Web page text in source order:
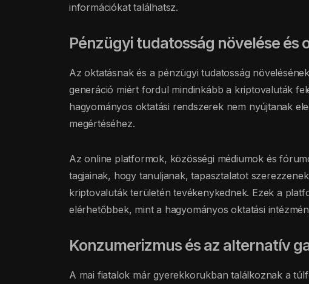
információkat találhatsz.
Pénzügyi tudatosság növelése és
Az oktatásnak és a pénzügyi tudatosság
generáció miért fordul mindinkább a kriptovaluták
hagyományos oktatási rendszerek nem nyújtanak
megértéséhez.
Az online platformok, közösségi médiumok és
tagjainak, hogy tanuljanak, tapasztalatot
kriptovaluták területén tevékenykednek. Ezek a
elérhetőbbek, mint a hagyományos oktatási
Konzumerizmus és az alternatív
A mai fiatalok már gyerekkorukban találkoznak a